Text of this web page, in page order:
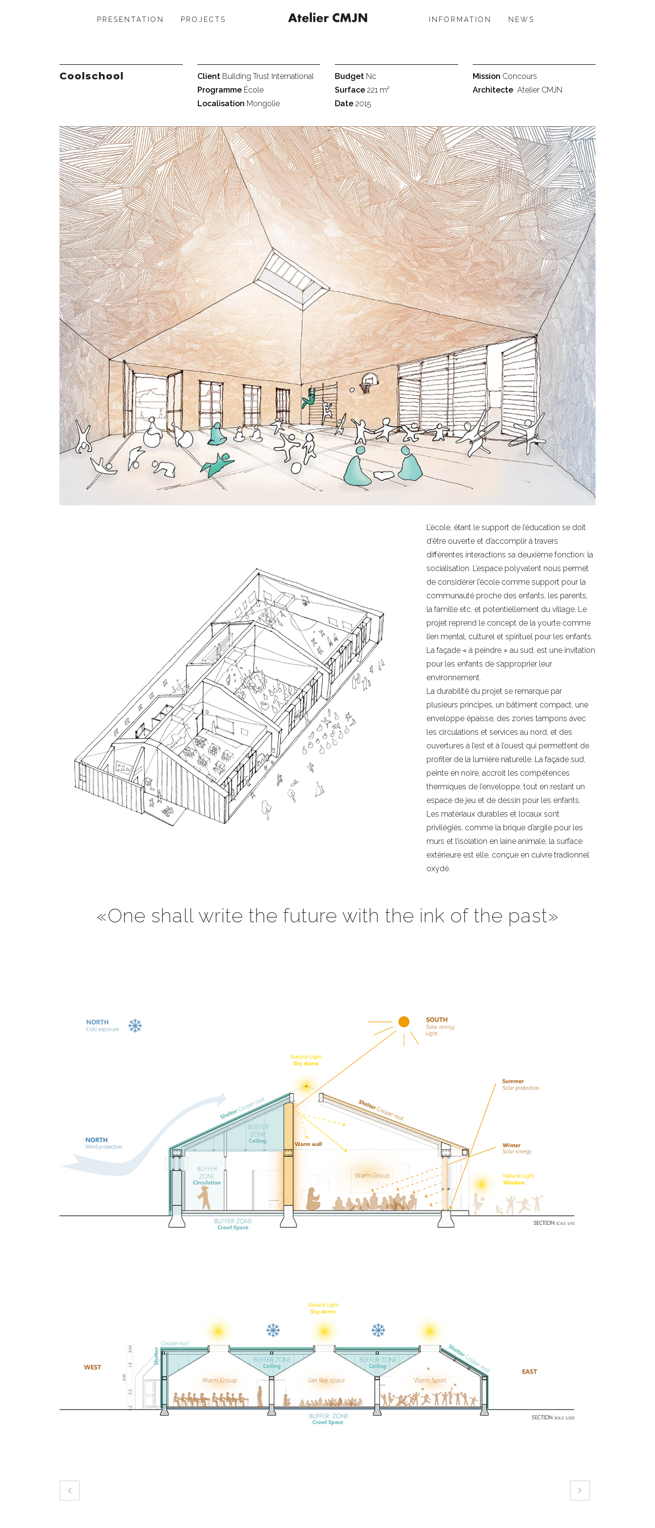
PRESENTATION PROJECTS INFORMATION NEWS
Coolschool Client Building Trust International
ProgrammeÉcole
Localisation Mongolie
Budget Nc
Surface 221 m²
Date 2015
Mission Concours
Architecte Atelier CMJN
L’école, étant le support de l’éducation se doit
d’être ouverte et d’accomplir à travers
différentes interactions sa deuxième fonction: la
socialisation. L’espace polyvalent nous permet
de considérer l’école comme support pour la
communauté proche des enfants, les parents,
la famille etc. et potentiellement du village. Le
projet reprend le concept de la yourte comme
lien mental, culturel et spirituel pour les enfants.
La façade « à peindre » au sud, est une invitation
pour les enfants de s’approprier leur
environnement.
La durabilité du projet se remarque par
plusieurs principes, un bâtiment compact, une
enveloppe épaisse, des zones tampons avec
les circulations et services au nord, et des
ouvertures à l’est et à l’ouest qui permettent de
profiter de la lumière naturelle. La façade sud,
peinte en noire, accroit les compétences
thermiques de l’enveloppe, tout en restant un
espace de jeu et de dessin pour les enfants.
Les matériaux durables et locaux sont
privilégiés, comme la brique d’argile pour les
murs et l’isolation en laine animale, la surface
extérieure est elle, conçue en cuivre tradionnel
oxydé.
«One shall write the future with the ink of the past»